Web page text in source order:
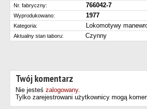
Nr. fabryczny: 766042-7
Wyprodukowano: 1977
Kategoria: Lokomotywy
Aktualny stan taboru: Czynny
Twój komentarz
Nie jesteś zalogowany.
Tylko zarejestrowani użytkownicy mogą